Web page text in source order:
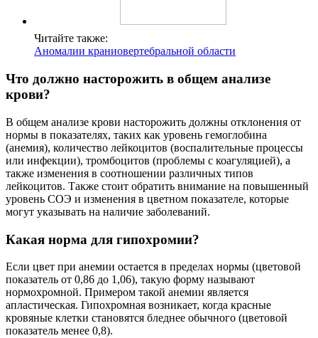
Читайте также:
Аномалии краниовертебральной области
Что должно насторожить в общем анализе
крови?
В общем анализе крови насторожить должны отклонения от
нормы в показателях, таких как уровень гемоглобина
(анемия), количество лейкоцитов (воспалительные процессы
или инфекции), тромбоцитов (проблемы с коагуляцией), а
также изменения в соотношении различных типов
лейкоцитов. Также стоит обратить внимание на повышенный
уровень СОЭ и изменения в цветном показателе, которые
могут указывать на наличие заболеваний.
Какая норма для гипохромии?
Если цвет при анемии остается в пределах нормы (цветовой
показатель от 0,86 до 1,06), такую форму называют
нормохромной. Примером такой анемии является
апластическая. Гипохромная возникает, когда красные
кровяные клетки становятся бледнее обычного (цветовой
показатель менее 0,8).